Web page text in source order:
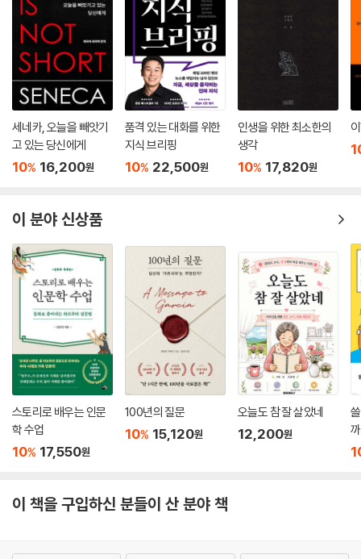
떤 물음을 던지는지 헤아리는 일은 취미와 떼려야 뗄 수 없는 관계인 셈이
다.” (211쪽)
즉, 우리는 취미를 통해서 우리 자신이 이해하지 못하는 영역이 있음을 받
아들이고, 불확실함이 주는 가능성을 기대하고 상상하게 된다. 단순하고
명쾌한 답을 좇던 방식에서 다른 삶의 방식을 취하게 되는 과정인 것이다.
이 밖에도 저자가 소개한 ‘고독’을 영위하는 방법들을 통해, 우리는 고집과
독단의 위험에서 벗어날 수 있게 되어 한 걸음씩 성장하며, 곁에 있는 사람
들과 유대하며 살아갈 수 있게 되기를 기대한다.
세네카, 오늘을 빼앗기
고 있는 당신에게
10% 16,200원
품격 있는 대화를 위한
지식 브리핑
10% 22,500원
인생을 위한 최소한의
생각
10% 17,820원
이 분야 신상품
스토리로 배우는 인문
학 수업
10% 17,550원
100년의 질문
10% 15,120원
오늘도 참 잘 살았네
12,200원
이 책을 구입하신 분들이 산 분야 책